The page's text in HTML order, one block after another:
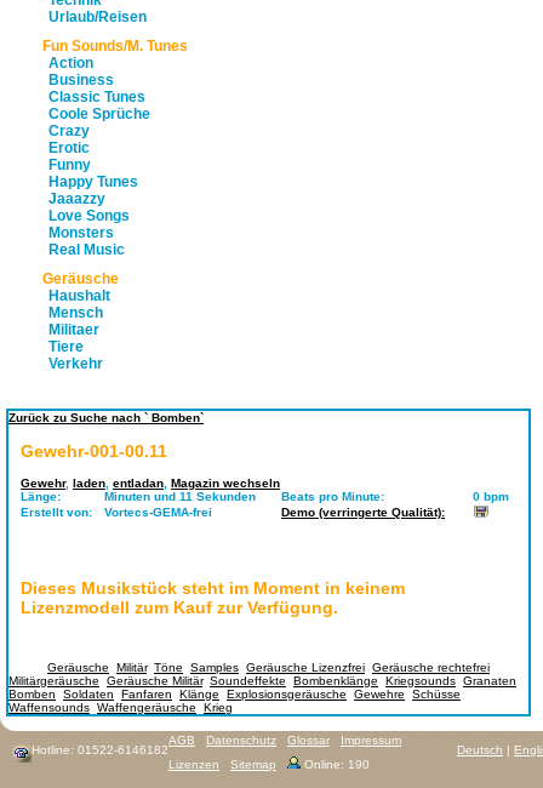
Urlaub/Reisen
Fun Sounds/M. Tunes
Action
Business
Classic Tunes
Coole Sprüche
Crazy
Erotic
Funny
Happy Tunes
Jaaazzy
Love Songs
Monsters
Real Music
Geräusche
Haushalt
Mensch
Militaer
Tiere
Verkehr
Zurück zu Suche nach ` Bomben`
Gewehr-001-00.11
Gewehr, laden entladan Magazin wechseln
Länge:
Minuten und 11 Sekunden Beats pro Minute:
0 bpm
Erstellt von:
Vortecs-GEMA-frei Demo (verringerte Qualität):
Dieses Musikstück steht im Moment in keinem
Lizenzmodell zum Kauf zur Verfügung.
Geräusche Militär, Töne Samples Geräusche Lizenzfrei Geräusche rechtefrei
Militärgeräusche
Geräusche Militär, Soundeffekte Bombenklänge Kriegsounds Granaten
Bomben
Soldaten Fanfaren Klänge Explosionsgeräusche Gewehre Schüsse
Waffensounds Waffengeräusche Krieg
Hotline: 01522-6146182 Deutsch |
AGB Datenschutz Glossar
Impressum
Lizenzen
Sitemap Online: 190